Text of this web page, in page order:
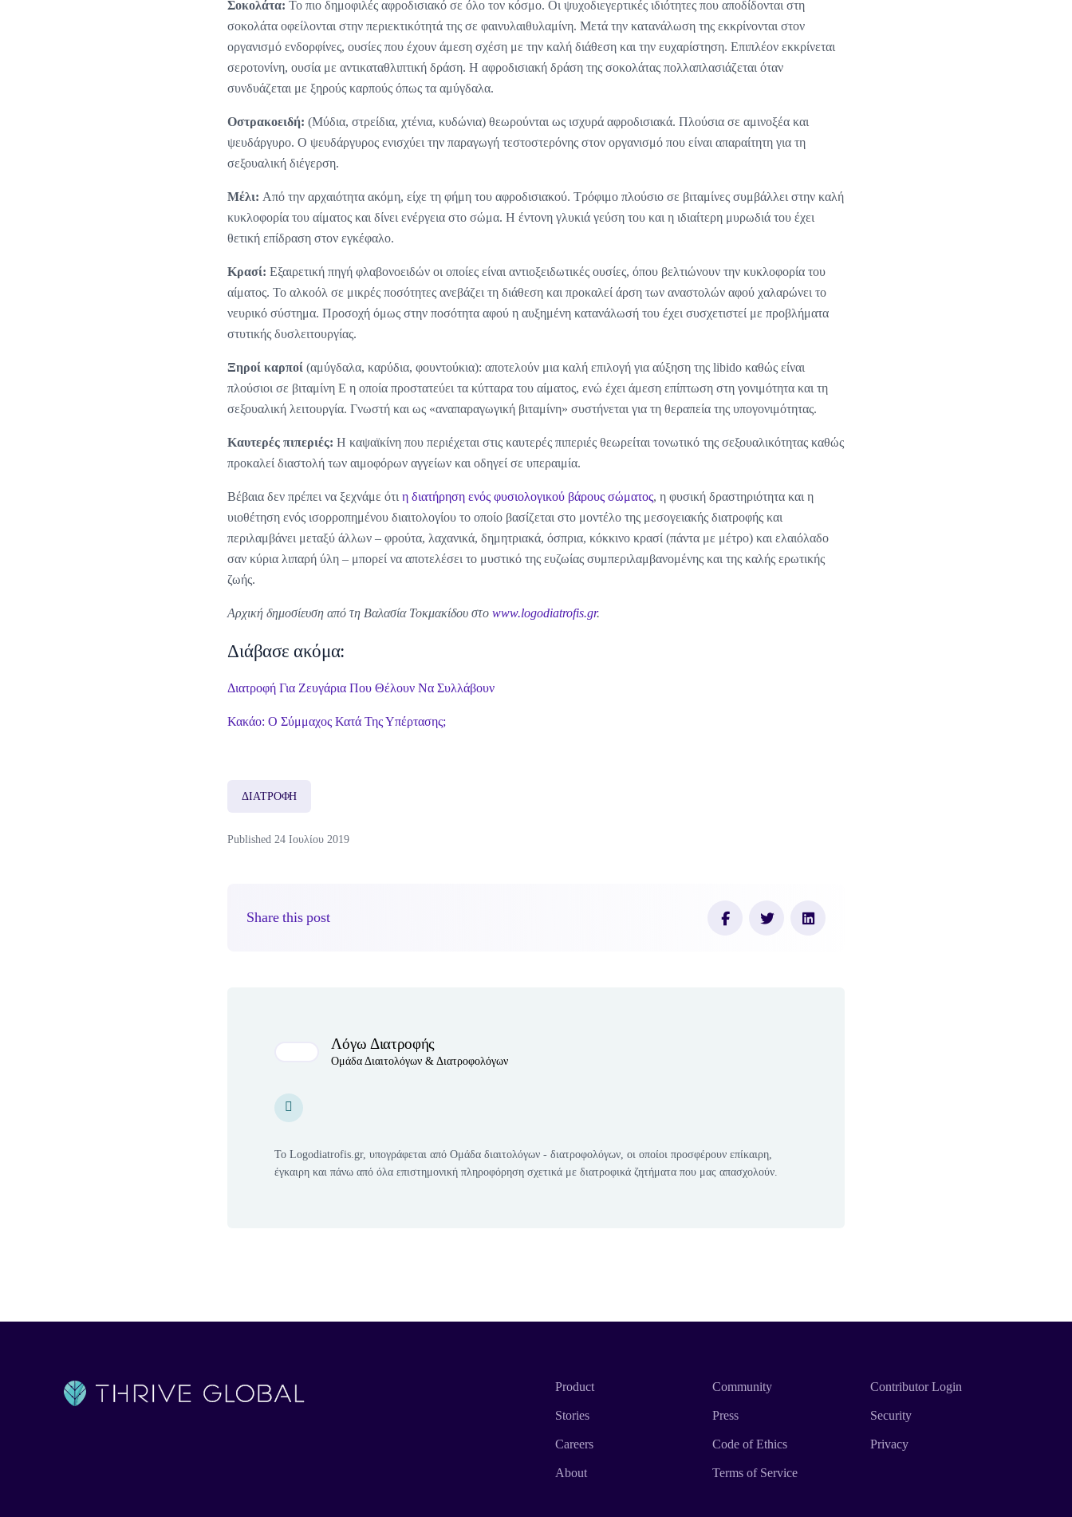
Σοκολάτα:Το πιο δημοφιλές αφροδισιακό σε όλο τον κόσμο. Οι ψυχοδιεγερτικές ιδιότητες που αποδίδονται στη
σοκολάτα οφείλονται στην περιεκτικότητά της σε φαινυλαιθυλαμίνη. Μετά την κατανάλωση της εκκρίνονται στον
οργανισμό ενδορφίνες, ουσίες που έχουν άμεση σχέση με την καλή διάθεση και την ευχαρίστηση. Επιπλέον εκκρίνεται
σεροτονίνη, ουσία με αντικαταθλιπτική δράση. Η αφροδισιακή δράση της σοκολάτας πολλαπλασιάζεται όταν
συνδυάζεται με ξηρούς καρπούς όπως τα αμύγδαλα.
Οστρακοειδή:(Μύδια, στρείδια, χτένια, κυδώνια) θεωρούνται ως ισχυρά αφροδισιακά. Πλούσια σε αμινοξέα και
ψευδάργυρο. Ο ψευδάργυρος ενισχύει την παραγωγή τεστοστερόνης στον οργανισμό που είναι απαραίτητη για τη
σεξουαλική διέγερση.
Μέλι: Από την αρχαιότητα ακόμη, είχε τη φήμη του αφροδισιακού. Τρόφιμο πλούσιο σε βιταμίνες συμβάλλει στην καλή
κυκλοφορία του αίματος και δίνει ενέργεια στο σώμα. Η έντονη γλυκιά γεύση του και η ιδιαίτερη μυρωδιά του έχει
θετική επίδραση στον εγκέφαλο.
Κρασί: Εξαιρετική πηγή φλαβονοειδών οι οποίες είναι αντιοξειδωτικές ουσίες, όπου βελτιώνουν την κυκλοφορία του
αίματος. Το αλκοόλ σε μικρές ποσότητες ανεβάζει τη διάθεση και προκαλεί άρση των αναστολών αφού χαλαρώνει το
νευρικό σύστημα. Προσοχή όμως στην ποσότητα αφού η αυξημένη κατανάλωσή του έχει συσχετιστεί με προβλήματα
στυτικής δυσλειτουργίας.
Ξηροί καρποί (αμύγδαλα, καρύδια, φουντούκια): αποτελούν μια καλή επιλογή για αύξηση της libido καθώς είναι
πλούσιοι σε βιταμίνη Ε η οποία προστατεύει τα κύτταρα του αίματος, ενώ έχει άμεση επίπτωση στη γονιμότητα και τη
σεξουαλική λειτουργία. Γνωστή και ως «αναπαραγωγική βιταμίνη» συστήνεται για τη θεραπεία της υπογονιμότητας.
Καυτερές πιπεριές: Η καψαϊκίνη που περιέχεται στις καυτερές πιπεριές θεωρείται τονωτικό της σεξουαλικότητας καθώς
προκαλεί διαστολή των αιμοφόρων αγγείων και οδηγεί σε υπεραιμία.
Βέβαια δεν πρέπει να ξεχνάμε ότιη διατήρηση ενός φυσιολογικού βάρους σώματος, η φυσική δραστηριότητα και η
υιοθέτηση ενός ισορροπημένου διαιτολογίου το οποίο βασίζεται στο μοντέλο της μεσογειακής διατροφής και
περιλαμβάνει μεταξύ άλλων – φρούτα, λαχανικά, δημητριακά, όσπρια, κόκκινο κρασί (πάντα με μέτρο) και ελαιόλαδο
σαν κύρια λιπαρή ύλη – μπορεί να αποτελέσει το μυστικό της ευζωίας συμπεριλαμβανομένης και της καλής ερωτικής
ζωής.
Αρχική δημοσίευση από τη Βαλασία Τοκμακίδου στοwww.logodiatrofis.gr.
Διάβασε ακόμα:
Διατροφή Για Ζευγάρια Που Θέλουν Να Συλλάβουν
Κακάο: Ο Σύμμαχος Κατά Της Υπέρτασης;
ΔΙΑΤΡΟΦΗ
Published 24 Ιουλίου 2019
Share this post
Λόγω Διατροφής
Ομάδα Διαιτολόγων & Διατροφολόγων
Personal Website
Personal Website
Το Logodiatrofis.gr, υπογράφεται από Ομάδα διαιτολόγων - διατροφολόγων, οι οποίοι προσφέρουν επίκαιρη,
έγκαιρη και πάνω από όλα επιστημονική πληροφόρηση σχετικά με διατροφικά ζητήματα που μας απασχολούν.
Product
Stories
Careers
About
Community
Press
Code of Ethics
Terms of Service
Contributor Login
Security
Privacy